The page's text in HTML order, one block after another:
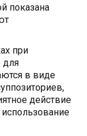
показана
при
для
в виде
действие